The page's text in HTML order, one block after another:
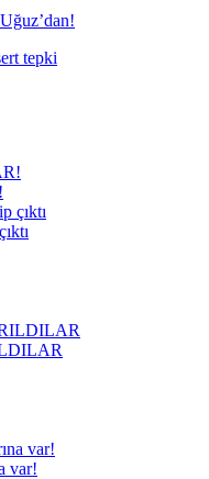
tepki
var!